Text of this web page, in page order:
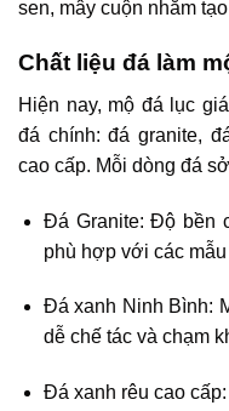
sen, mây cuộn nhằm
Chất liệu đá làm
Hiện nay, mộ đá lục
đá chính: đá granite,
cao cấp. Mỗi dòng đá
Đá Granite: Độ bền
phù hợp với các
Đá xanh Ninh Bình:
dễ chế tác và chạm
Đá xanh rêu cao